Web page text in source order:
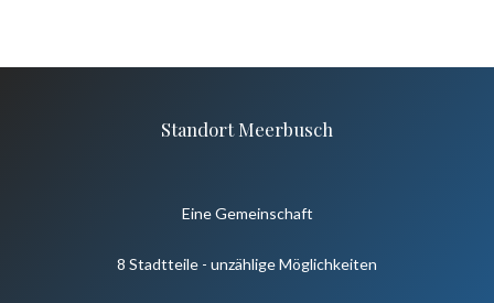
Standort Meerbusch
Eine Gemeinschaft
8 Stadtteile - unzählige Möglichkeiten